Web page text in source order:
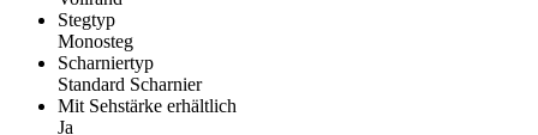
Stegtyp
Monosteg
Scharniertyp
Standard Scharnier
Mit Sehstärke erhältlich
Ja